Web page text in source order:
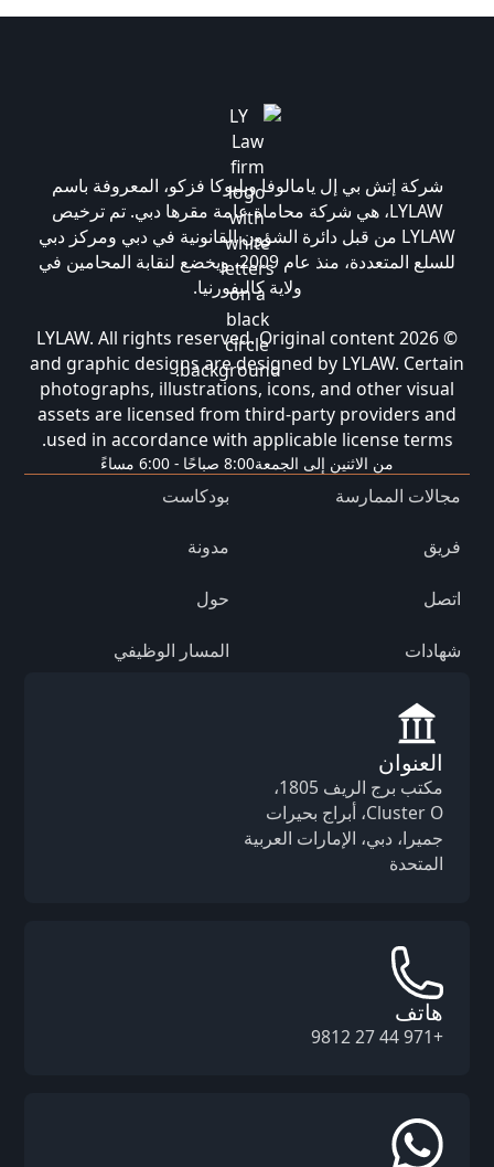
شركة إتش بي إل يامالوفا وبليوكا فزكو، المعروفة باسم
LYLAW، هي شركة محاماة عامة مقرها دبي. تم ترخيص
LYLAW من قبل دائرة الشؤون القانونية في دبي ومركز دبي
للسلع المتعددة، منذ عام 2009، ويخضع لنقابة المحامين في
ولاية كاليفورنيا.
© 2026 LYLAW. All rights reserved. Original content
and graphic designs are designed by LYLAW. Certain
photographs, illustrations, icons, and other visual
assets are licensed from third-party providers and
used in accordance with applicable license terms.
من الاثنين إلى الجمعة8:00 صباحًا - 6:00 مساءً
مجالات الممارسة بودكاست
فريق مدونة
اتصل حول
شهادات المسار الوظيفي
العنوان
مكتب برج الريف 1805،
Cluster O، أبراج بحيرات
جميرا، دبي، الإمارات العربية
المتحدة
هاتف
+971 44 27 9812